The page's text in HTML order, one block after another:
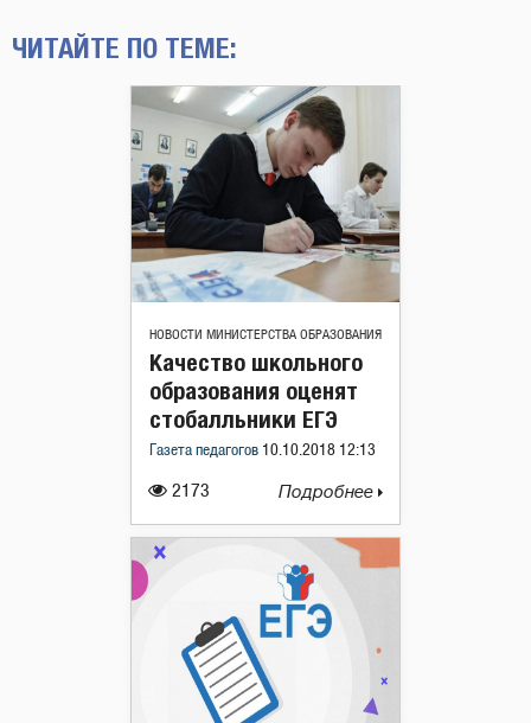
ЧИТАЙТЕ ПО ТЕМЕ:
НОВОСТИ МИНИСТЕРСТВА ОБРАЗОВАНИЯ
2173
Качество школьного
образования оценят
стобалльники ЕГЭ
Газета педагогов 10.10.2018 12:13
Подробнее